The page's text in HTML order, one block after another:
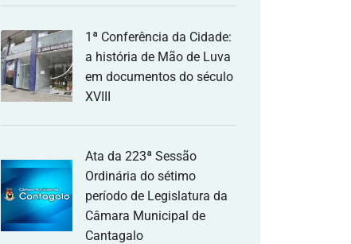
1ª Conferência da Cidade:
a história de Mão de Luva
em documentos do século
XVIII
Ata da 223ª Sessão
Ordinária do sétimo
período de Legislatura da
Câmara Municipal de
Cantagalo